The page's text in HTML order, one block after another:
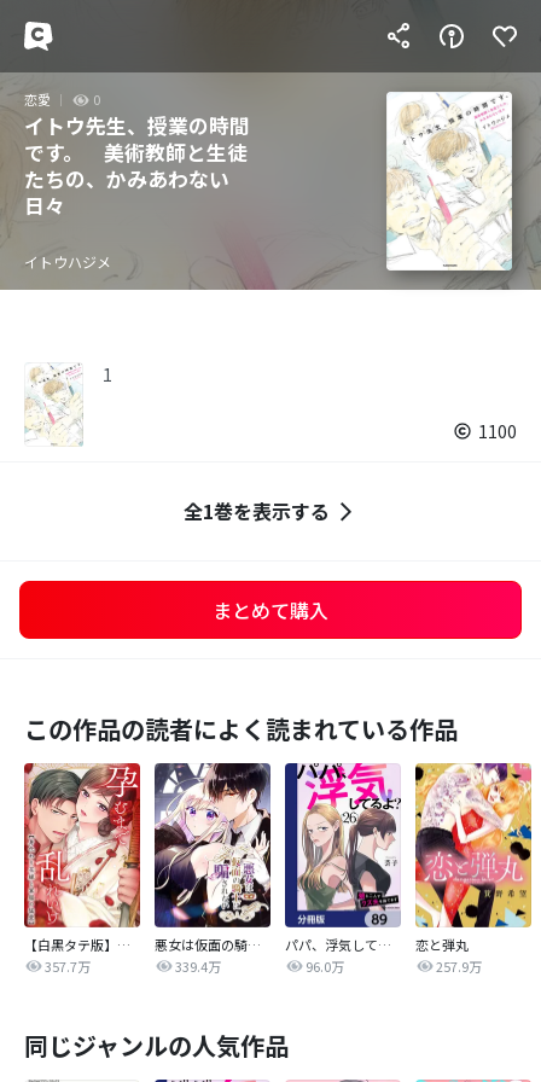
恋愛 0
イトウ先生、授業の時間
です。 美術教師と生徒
たちの、かみあわない
日々
イトウハジメ
1
1100
全1巻を表示する
まとめて購入
この作品の読者によく読まれている作品
【白黒タテ版】孕むまで乱れいけ～身代わり花嫁と軍服の猛愛
357.7万
悪女は仮面の騎士に騙されない
339.4万
パパ、浮気してるよ？娘と二人でクズ夫を捨てます【分冊版】
96.0万
恋と弾丸
257.9万
同じジャンルの人気作品